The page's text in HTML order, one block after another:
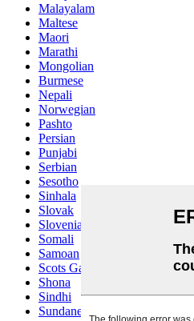
Malayalam
Maltese
Maori
Marathi
Mongolian
Burmese
Nepali
Norwegian
Pashto
Persian
Punjabi
Serbian
Sesotho
Sinhala
Slovak
Slovenian
Somali
Samoan
Scots Gaelic
Shona
Sindhi
Sundanese